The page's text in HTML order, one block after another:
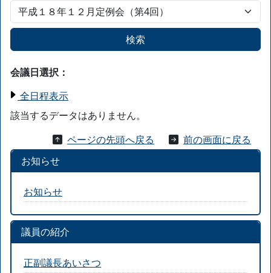
検索
会議日選択：
全日程表示
該当するデータはありません。
ページの先頭へ戻る
前の画面に戻る
お知らせ
お知らせ
議員の紹介
正副議長あいさつ